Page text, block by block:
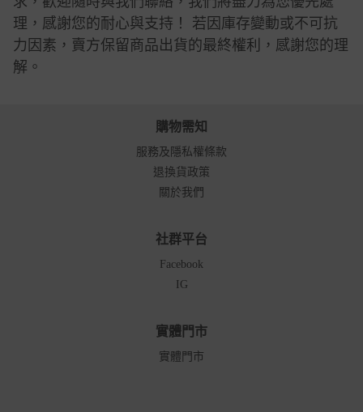
理，感謝您的耐心與支持！ 若因庫存變動或不可抗
力因素，賣方保留商品出貨的最終權利，感謝您的理
解。
購物需知
服務及隱私權條款
退換貨政策
關於我們
社群平台
Facebook
IG
實體門市
實體門市